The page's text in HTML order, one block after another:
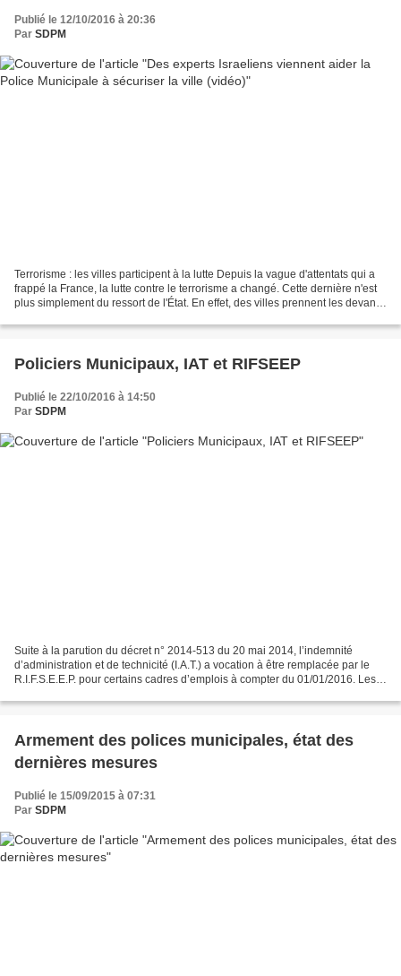
Publié le 12/10/2016 à 20:36
Par SDPM
Terrorisme : les villes participent à la lutte Depuis la vague d'attentats qui a
frappé la France, la lutte contre le terrorisme a changé. Cette dernière n'est
plus simplement du ressort de l'État. En effet, des villes prennent les devants,
Policiers Municipaux, IAT et RIFSEEP
Publié le 22/10/2016 à 14:50
Par SDPM
Suite à la parution du décret n° 2014-513 du 20 mai 2014, l’indemnité
d’administration et de technicité (I.A.T.) a vocation à être remplacée par le
R.I.F.S.E.E.P. pour certains cadres d’emplois à compter du 01/01/2016. Les
Armement des polices municipales, état des
dernières mesures
Publié le 15/09/2015 à 07:31
Par SDPM